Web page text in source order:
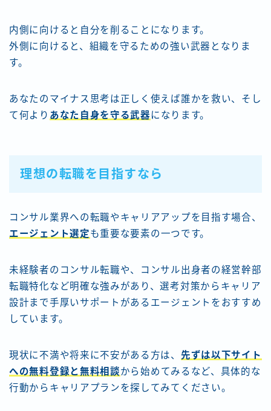
内側に向けると自分を削ることになります。
外側に向けると、組織を守るための強い武器となりま
す。
あなたのマイナス思考は正しく使えば誰かを救い、そし
て何より あなた自身を守る武器になります。
理想の転職を目指すなら
コンサル業界への転職やキャリアアップを目指す場合、
エージェント選定も重要な要素の一つです。
未経験者のコンサル転職や、コンサル出身者の経営幹部
転職特化など明確な強みがあり、選考対策からキャリア
設計まで手厚いサポートがあるエージェントをおすすめ
しています。
現状に不満や将来に不安がある方は、 先ずは以下サイト
への無料登録と無料相談から始めてみるなど、具体的な
行動からキャリアプランを探してみてください。